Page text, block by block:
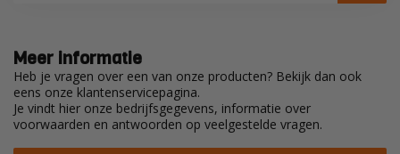
Meer informatie
Heb je vragen over een van onze producten? Bekijk dan ook
eens onze klantenservicepagina.
Je vindt hier onze bedrijfsgegevens, informatie over
voorwaarden en antwoorden op veelgestelde vragen.